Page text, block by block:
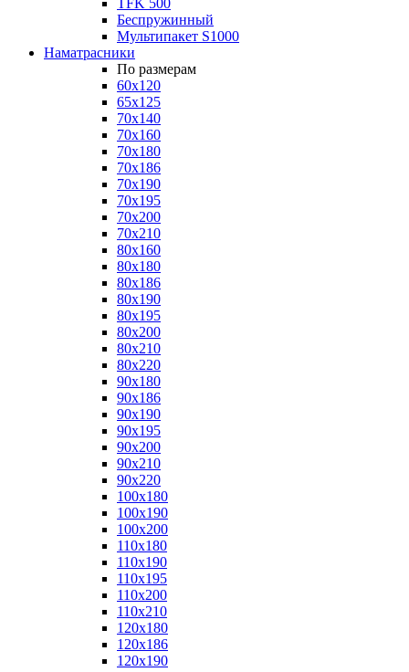
TFK 500
Беспружинный
Мультипакет S1000
Наматрасники
По размерам
60x120
65x125
70x140
70x160
70x180
70x186
70x190
70x195
70x200
70x210
80x160
80x180
80x186
80x190
80x195
80x200
80x210
80x220
90x180
90x186
90x190
90x195
90x200
90x210
90x220
100x180
100x190
100x200
110x180
110x190
110x195
110x200
110x210
120x180
120x186
120x190